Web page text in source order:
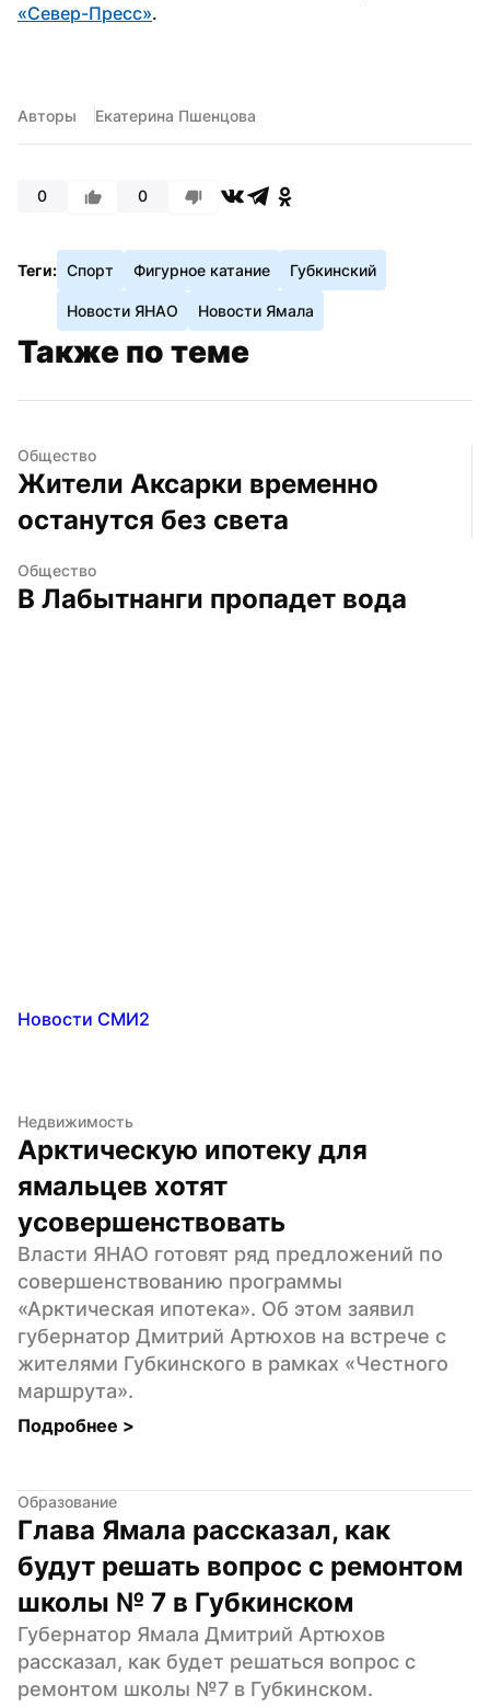
«Север-Пресс».
Авторы Екатерина Пшенцова
0 0
Теги: Спорт Фигурное катание Губкинский
Новости ЯНАО Новости Ямала
Также по теме
Общество
Жители Аксарки временно
останутся без света
Общество
В Лабытнанги пропадет вода
Новости СМИ2
Недвижимость
Арктическую ипотеку для
ямальцев хотят
усовершенствовать
Власти ЯНАО готовят ряд предложений по
совершенствованию программы
«Арктическая ипотека». Об этом заявил
губернатор Дмитрий Артюхов на встрече с
жителями Губкинского в рамках «Честного
маршрута».
Подробнее >
Образование
Глава Ямала рассказал, как
будут решать вопрос с ремонтом
школы № 7 в Губкинском
Губернатор Ямала Дмитрий Артюхов
рассказал, как будет решаться вопрос с
ремонтом школы №7 в Губкинском.